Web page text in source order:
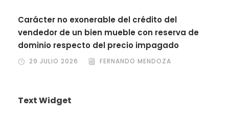
Carácter no exonerable del crédito del
vendedor de un bien mueble con reserva de
dominio respecto del precio impagado
29 JULIO 2026 FERNANDO MENDOZA
Text Widget